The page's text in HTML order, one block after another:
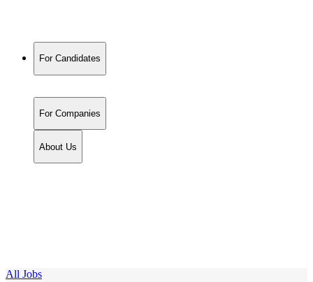
For Candidates
For Companies
About Us
All Jobs